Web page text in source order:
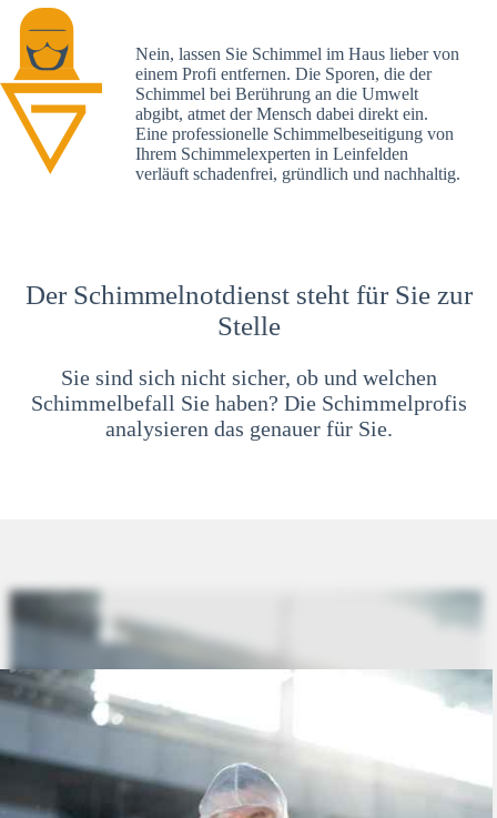
Nein, lassen Sie Schimmel im Haus lieber von
einem Profi entfernen. Die Sporen, die der
Schimmel bei Berührung an die Umwelt
abgibt, atmet der Mensch dabei direkt ein.
Eine professionelle Schimmelbeseitigung von
Ihrem Schimmelexperten in Leinfelden
verläuft schadenfrei, gründlich und nachhaltig.
Der Schimmelnotdienst steht für Sie zur
Stelle
Sie sind sich nicht sicher, ob und welchen
Schimmelbefall Sie haben? Die Schimmelprofis
analysieren das genauer für Sie.